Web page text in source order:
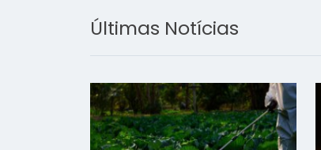
Últimas Notícias